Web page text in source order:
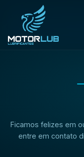
Ficamos felizes em
entre em contato